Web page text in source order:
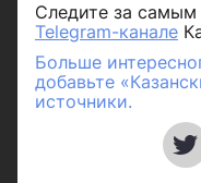
Следите за
Telegram-канале
Больше
добавьте
источники.